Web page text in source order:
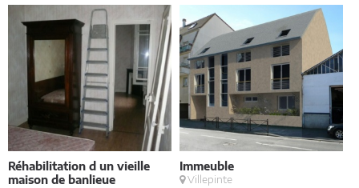
Réhabilitation d un vieille
maison de banlieue
Immeuble
Villepinte